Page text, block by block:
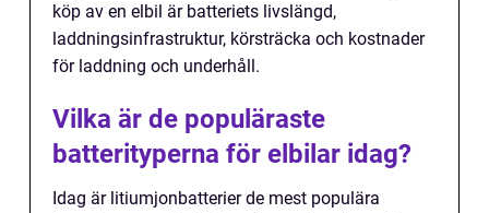
köp av en elbil är batteriets livslängd,
laddningsinfrastruktur, körsträcka och kostnader
för laddning och underhåll.
Vilka är de populäraste
batterityperna för elbilar idag?
Idag är litiumjonbatterier de mest populära